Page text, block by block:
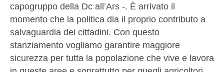
capogruppo della Dc all’Ars -. È arrivato il
momento che la politica dia il proprio contributo a
salvaguardia dei cittadini. Con questo
stanziamento vogliamo garantire maggiore
sicurezza per tutta la popolazione che vive e lavora